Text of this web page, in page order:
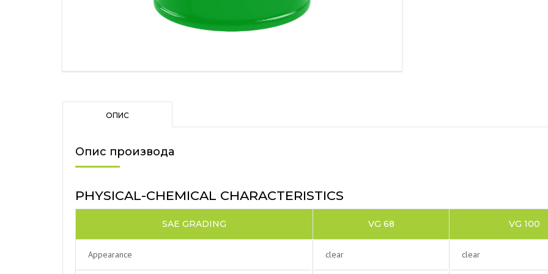
ОПИС
Опис производа
PHYSICAL-CHEMICAL CHARACTERISTICS
SAE GRADING VG 68 VG 100
Appearance clear clear